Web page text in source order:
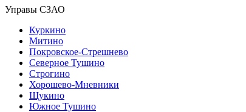
Управы СЗАО
Куркино
Митино
Покровское-Стрешнево
Северное Тушино
Строгино
Хорошево-Мневники
Щукино
Южное Тушино